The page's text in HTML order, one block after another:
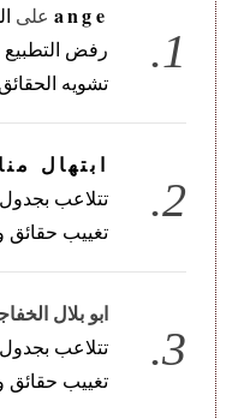
angeعلى
رفض
تشويه
ابتهال
تتلاعب
تغييب
ابو بلال
تتلاعب
تغييب